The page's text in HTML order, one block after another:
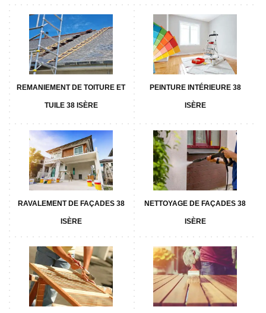
REMANIEMENT DE TOITURE ET
TUILE 38 ISÈRE
PEINTURE INTÉRIEURE 38
ISÈRE
RAVALEMENT DE FAÇADES 38
ISÈRE
NETTOYAGE DE FAÇADES 38
ISÈRE